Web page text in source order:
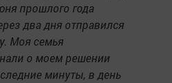
прошлого года
два дня отправился
Моя семья
о моем решении
минуты, в день